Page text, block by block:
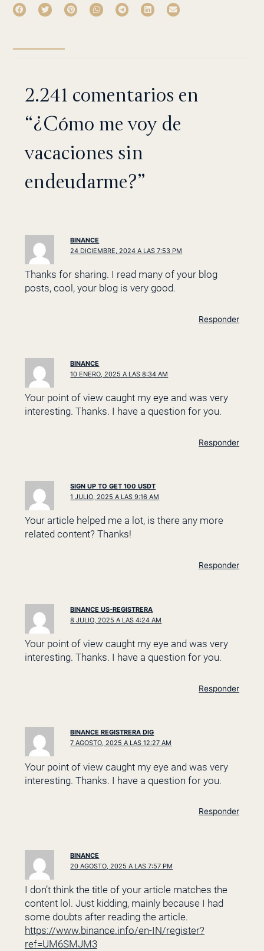
2.241 comentarios en
“¿Cómo me voy de
vacaciones sin
endeudarme?”
BINANCE
24 DICIEMBRE, 2024 A LAS 7:53 PM
Thanks for sharing. I read many of your blog
posts, cool, your blog is very good.
Responder
BINANCE
10 ENERO, 2025 A LAS 8:34 AM
Your point of view caught my eye and was very
interesting. Thanks. I have a question for you.
Responder
SIGN UP TO GET 100 USDT
1 JULIO, 2025 A LAS 9:16 AM
Your article helped me a lot, is there any more
related content? Thanks!
Responder
BINANCE US-REGISTRERA
8 JULIO, 2025 A LAS 4:24 AM
Your point of view caught my eye and was very
interesting. Thanks. I have a question for you.
Responder
BINANCE REGISTRERA DIG
7 AGOSTO, 2025 A LAS 12:27 AM
Your point of view caught my eye and was very
interesting. Thanks. I have a question for you.
Responder
BINANCE
20 AGOSTO, 2025 A LAS 7:57 PM
I don’t think the title of your article matches the
content lol. Just kidding, mainly because I had
some doubts after reading the article.
https://www.binance.info/en-IN/register?
ref=UM6SMJM3